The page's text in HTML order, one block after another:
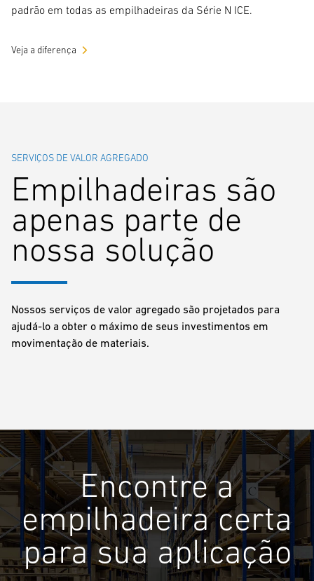
padrão em todas as empilhadeiras da Série N ICE.
Veja a diferença
SERVIÇOS DE VALOR AGREGADO
Empilhadeiras são
apenas parte de
nossa solução
Nossos serviços de valor agregado são projetados para
ajudá-lo a obter o máximo de seus investimentos em
movimentação de materiais.
Encontre a
empilhadeira certa
para sua aplicação